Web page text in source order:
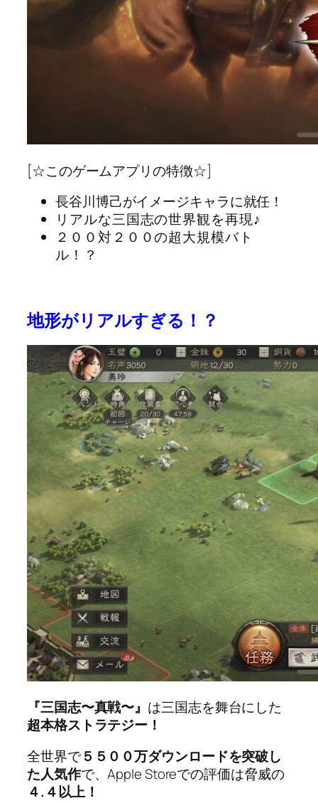
[☆このゲームアプリの特徴☆]
長谷川博己がイメージキャラに就任！
リアルな三国志の世界観を再現♪
２００対２００の超大規模バト
ル！？
地形がリアルすぎる！？
『三国志〜真戦〜』 は三国志を舞台にした
超本格ストラテジー！
全世界で５５００万ダウンロードを突破し
た人気作で、Apple Storeでの評価は脅威の
４.４以上！